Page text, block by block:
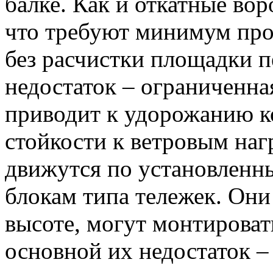
что требуют минимум
без расчистки площадки
недостаток –
приводит к удорожанию
стойкости к ветровым
движутся по
блокам типа тележек.
высоте, могут
основной их недостаток